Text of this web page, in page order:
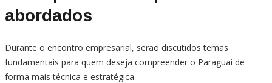
abordados
Durante o encontro empresarial, serão discutidos temas
fundamentais para quem deseja compreender o Paraguai de
forma mais técnica e estratégica.